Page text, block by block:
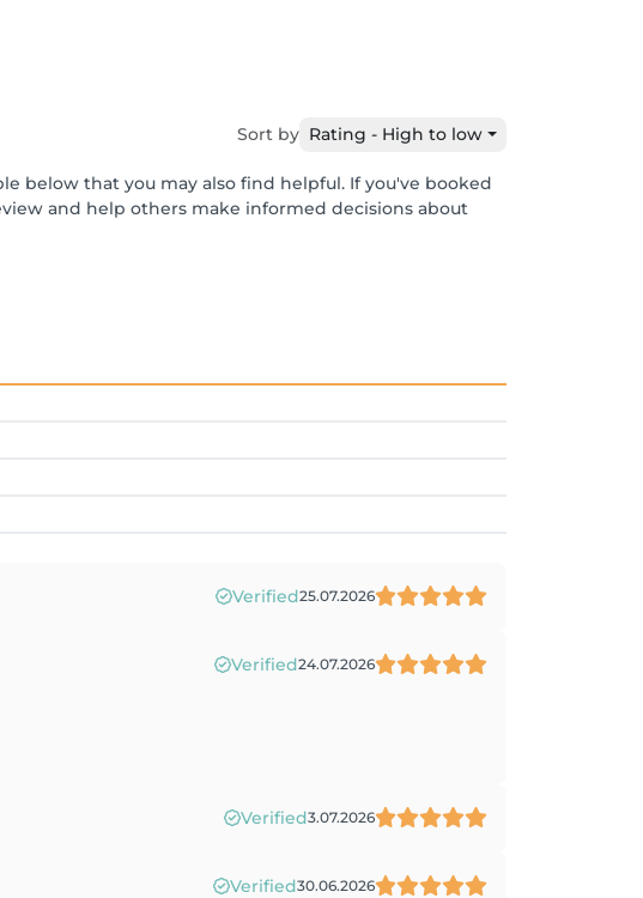
Sort by Rating - High to low
below that you may also find helpful. If you've booked
and help others make informed decisions about
Verified25.07.2026
Verified24.07.2026
Verified3.07.2026
Verified30.06.2026